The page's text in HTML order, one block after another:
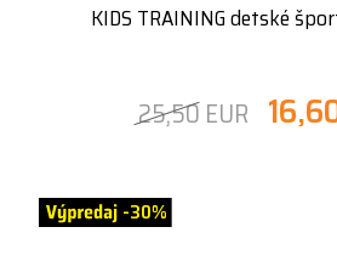
KIDS TRAINING detské
25,50 EUR
-30%